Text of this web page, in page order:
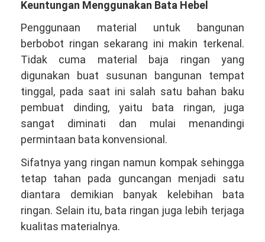
Keuntungan Menggunakan Bata Hebel
Penggunaan material untuk bangunan
berbobot ringan sekarang ini makin terkenal.
Tidak cuma material baja ringan yang
digunakan buat susunan bangunan tempat
tinggal, pada saat ini salah satu bahan baku
pembuat dinding, yaitu bata ringan, juga
sangat diminati dan mulai menandingi
permintaan bata konvensional.
Sifatnya yang ringan namun kompak sehingga
tetap tahan pada guncangan menjadi satu
diantara demikian banyak kelebihan bata
ringan. Selain itu, bata ringan juga lebih terjaga
kualitas materialnya.